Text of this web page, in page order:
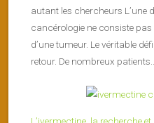
autant les chercheurs L’une
cancérologie ne consiste
d’une tumeur. Le véritable
retour. De nombreux patients...